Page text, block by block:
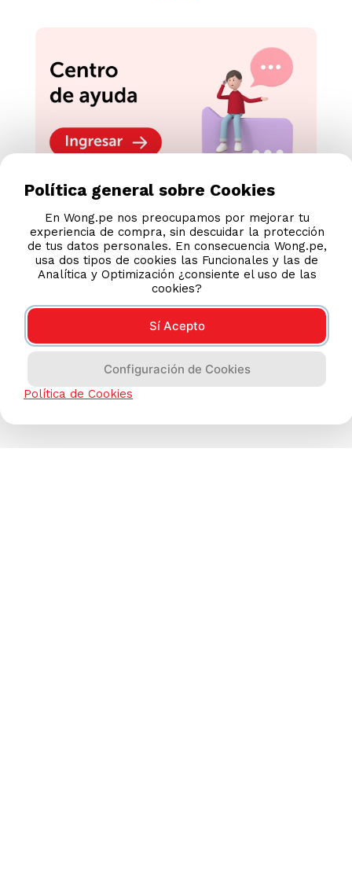
TAMBIÉN TE PUEDE INTERESAR
Nuestras Tiendas
Consultas y Sugerencias
Teléfonos
Políticas de Privacidad
Términos y Condiciones
Legales
Política general sobre Cookies
En Wong.pe nos preocupamos por mejorar tu
experiencia de compra, sin descuidar la protección
de tus datos personales. En consecuencia Wong.pe,
usa dos tipos de cookies las Funcionales y las de
Analítica y Optimización ¿consiente el uso de las
cookies?
Sí Acepto
Configuración de Cookies
Política de Cookies